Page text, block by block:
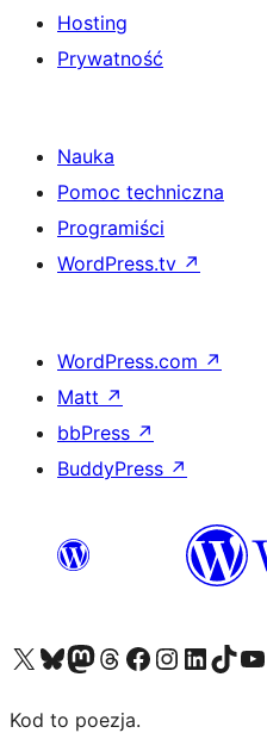
Hosting
Prywatność
Nauka
Pomoc techniczna
Programiści
WordPress.tv ↗
WordPress.com ↗
Matt ↗
bbPress ↗
BuddyPress ↗
Odwiedź nasze konto X (dawniej Twitter)
Odwiedź nasze konto Bluesky
Odwiedź nasze konto na Mastodoncie
Odwiedź naszego Threadsa
Odwiedź naszego Facebooka
Odwiedź nasze konto na
Odwiedź nasze konto na
Odwiedź
Kod to poezja.